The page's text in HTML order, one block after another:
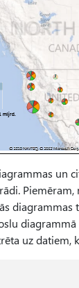
un
diagrammas
uz datiem,